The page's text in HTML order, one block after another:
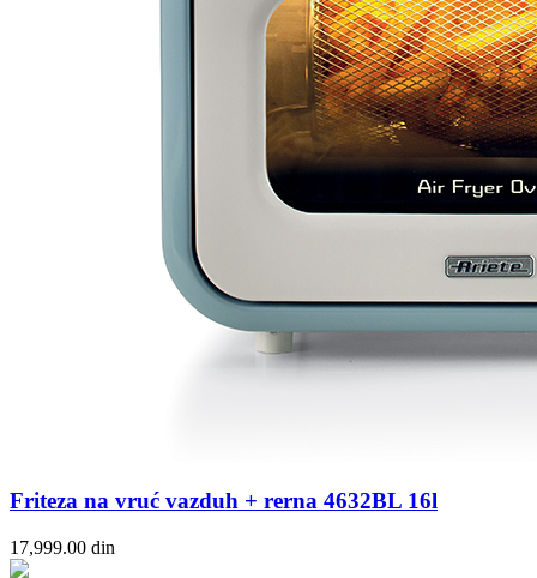
Friteza na vruć vazduh + rerna 4632BL 16l
17,999.00 din